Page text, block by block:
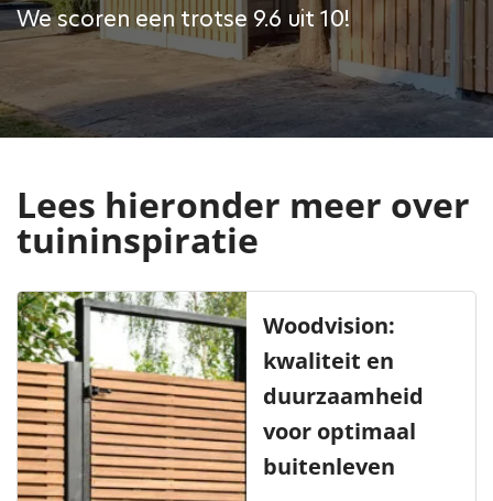
We scoren een trotse 9.6 uit 10!
Lees hieronder meer over
tuininspiratie
Woodvision:
kwaliteit en
duurzaamheid
voor optimaal
buitenleven